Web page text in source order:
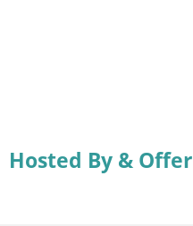
Hosted By & Offer